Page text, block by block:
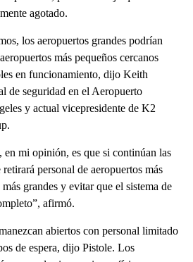
agotado.
los aeropuertos grandes podrían
más pequeños cercanos
en funcionamiento, dijo Keith
de seguridad en el Aeropuerto
y actual vicepresidente de K2
en mi opinión, es que si continúan las
personal de aeropuertos más
grandes y evitar que el sistema de
afirmó.
abiertos con personal limitado
de espera, dijo Pistole. Los